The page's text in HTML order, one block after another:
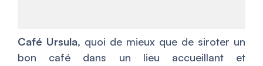
Café Ursula, quoi de mieux que de siroter un
bon café dans un lieu accueillant et